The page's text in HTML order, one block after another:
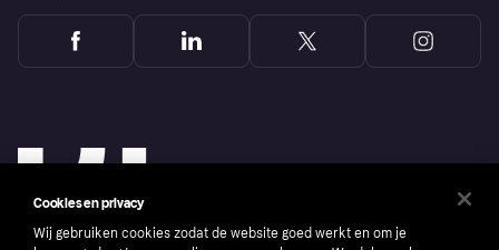
Cookies en privacy
Wij gebruiken cookies zodat de website goed werkt en om je